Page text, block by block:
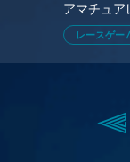
アマチュア
TAI」に初
レースゲー